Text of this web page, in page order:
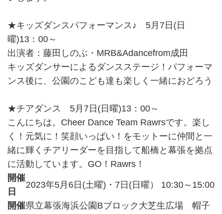
★キッズダンスパフォーマンス♪ 5月7日(日
曜)13：00～
出演者：藤田しのぶ・MRB&Adancefrom成田
キッズダンサーによるダンスステージ！パフォーマ
ンス後に、公園のこども達も楽しく一緒におどろう
★チアダンス 5月7日(日曜)13：00～
こんにちは。Cheer Dance Team Rawrsです。楽し
く！元気に！笑顔いっぱい！をモットーに仲間と一
緒に輝くチアリーダーを目指して船橋と幕張を拠点
に活動しています。GO！Rawrs！
開催
日
2023年5月6日(土曜)・7日(日曜） 10:30～15:00
開催県立幕張海浜公園Bブロック大芝生広場 帽子